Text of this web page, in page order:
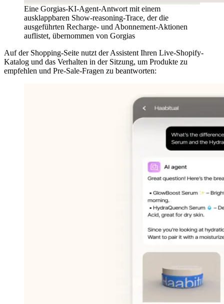
Eine Gorgias-KI-Agent-Antwort mit einem
ausklappbaren Show-reasoning-Trace, der die
ausgeführten Recharge- und Abonnement-Aktionen
auflistet, übernommen von Gorgias
Auf der Shopping-Seite nutzt der Assistent Ihren Live-Shopify-
Katalog und das Verhalten in der Sitzung, um Produkte zu
empfehlen und Pre-Sale-Fragen zu beantworten: